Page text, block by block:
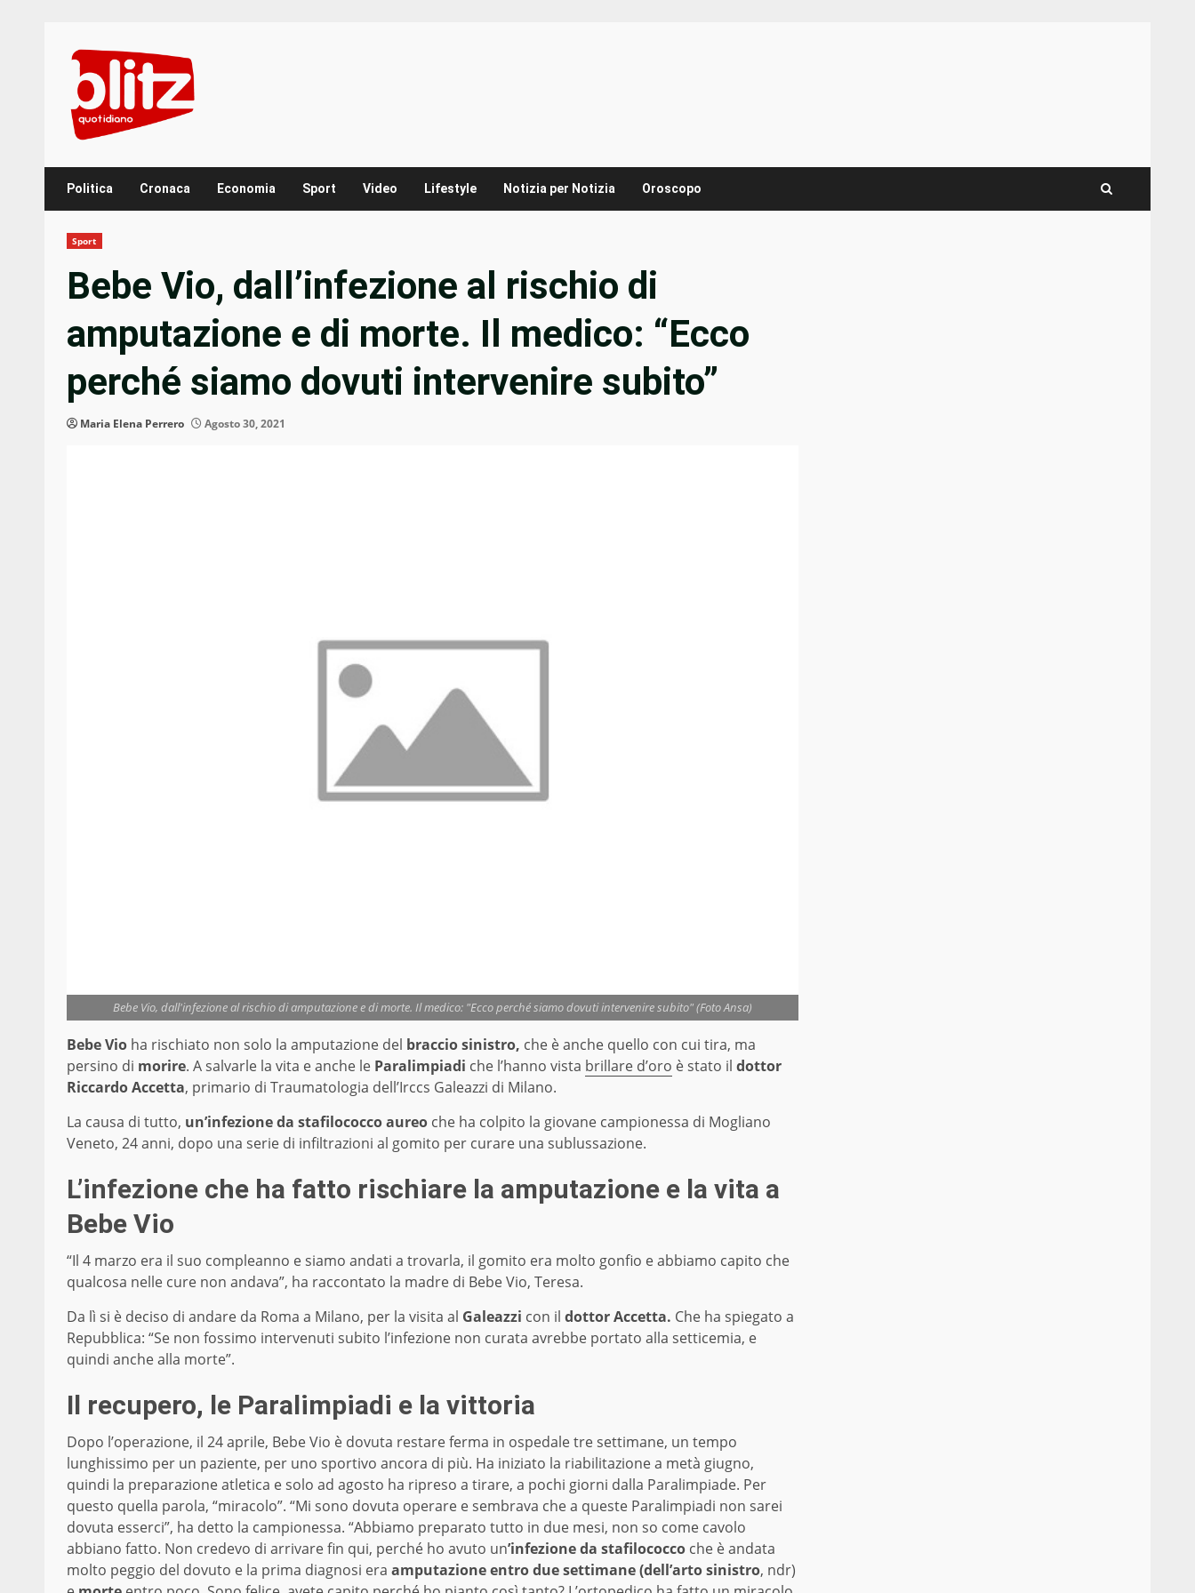
content
Politica Cronaca Economia Sport Video Lifestyle Notizia per Notizia Oroscopo
Sport
Bebe Vio, dall’infezione al rischio di
amputazione e di morte. Il medico: “Ecco
perché siamo dovuti intervenire subito”
Maria Elena Perrero Agosto 30, 2021
Bebe Vio, dall'infezione al rischio di amputazione e di morte. Il medico: "Ecco perché siamo dovuti intervenire subito" (Foto Ansa)
Bebe Vio ha rischiato non solo la amputazione del braccio sinistro, che è anche quello con cui tira, ma
persino di morire. A salvarle la vita e anche le Paralimpiadi che l’hanno vista brillare d’oro è stato il dottor
Riccardo Accetta, primario di Traumatologia dell’Irccs Galeazzi di Milano.
La causa di tutto, un’infezione da stafilococco aureo che ha colpito la giovane campionessa di Mogliano
Veneto, 24 anni, dopo una serie di infiltrazioni al gomito per curare una sublussazione.
L’infezione che ha fatto rischiare la amputazione e la vita a
Bebe Vio
“Il 4 marzo era il suo compleanno e siamo andati a trovarla, il gomito era molto gonfio e abbiamo capito che
qualcosa nelle cure non andava”, ha raccontato la madre di Bebe Vio, Teresa.
Da lì si è deciso di andare da Roma a Milano, per la visita al Galeazzi con il dottor Accetta. Che ha spiegato a
Repubblica: “Se non fossimo intervenuti subito l’infezione non curata avrebbe portato alla setticemia, e
quindi anche alla morte”.
Il recupero, le Paralimpiadi e la vittoria
Dopo l’operazione, il 24 aprile, Bebe Vio è dovuta restare ferma in ospedale tre settimane, un tempo
lunghissimo per un paziente, per uno sportivo ancora di più. Ha iniziato la riabilitazione a metà giugno,
quindi la preparazione atletica e solo ad agosto ha ripreso a tirare, a pochi giorni dalla Paralimpiade. Per
questo quella parola, “miracolo”. “Mi sono dovuta operare e sembrava che a queste Paralimpiadi non sarei
dovuta esserci”, ha detto la campionessa. “Abbiamo preparato tutto in due mesi, non so come cavolo
abbiano fatto. Non credevo di arrivare fin qui, perché ho avuto un’infezione da stafilococco che è andata
molto peggio del dovuto e la prima diagnosi era amputazione entro due settimane (dell’arto sinistro, ndr)